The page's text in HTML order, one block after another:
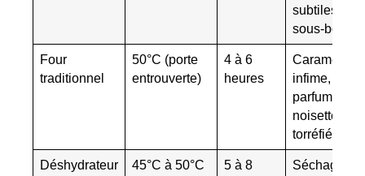
subtiles de
sous-bois.
Four
traditionnel
50°C (porte
entrouverte)
4 à 6
heures
infime, léger
parfum de
noisette
torréfiée.
Déshydrateur
45°C à 50°C
5 à 8
Séchage